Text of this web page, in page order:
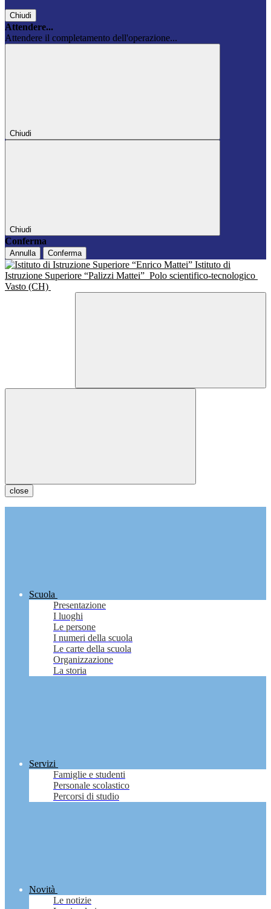
Chiudi
Attendere...
Attendere il completamento dell'operazione...
Chiudi
Chiudi
Conferma
Annulla Conferma
Istituto di
Istruzione Superiore “Palizzi Mattei” Polo scientifico-tecnologico
Vasto (CH)
close
Scuola
Presentazione
I luoghi
Le persone
I numeri della scuola
Le carte della scuola
Organizzazione
La storia
Servizi
Famiglie e studenti
Personale scolastico
Percorsi di studio
Novità
Le notizie